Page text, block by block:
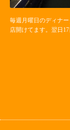
毎週月曜日のディナ
店開けてます。翌日